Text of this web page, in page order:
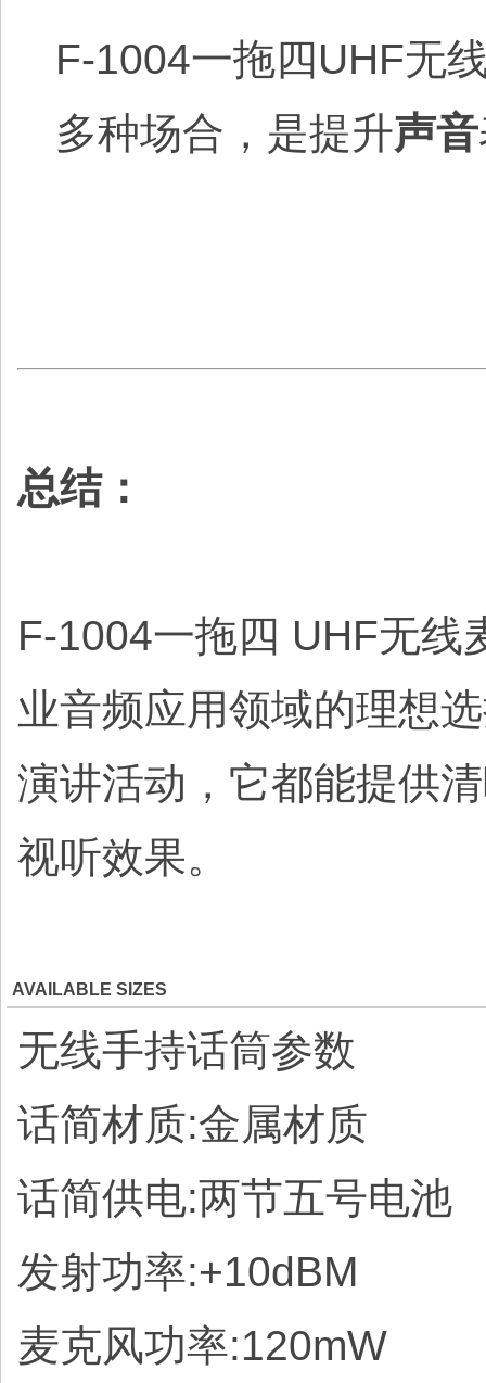
F-1004一拖四UHF无
多种场合，是提升声音
总结：
F-1004一拖四 UHF无线
业音频应用领域的理想
演讲活动，它都能提供
视听效果。
AVAILABLE SIZES
无线手持话筒参数
话简材质:金属材质
话简供电:两节五号电池
发射功率:+10dBM
麦克风功率:120mW